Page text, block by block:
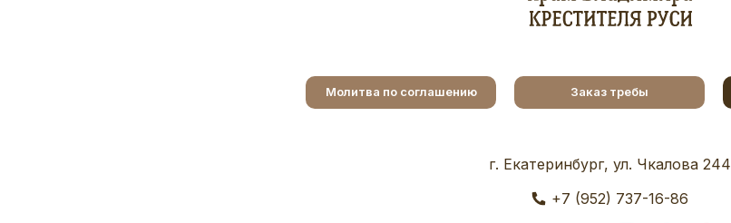
Молитва по соглашению Заказ требы
г. Екатеринбург, ул. Чкалова 244
+7 (952) 737-16-86